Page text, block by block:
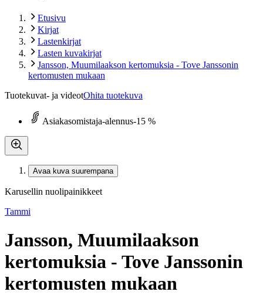
Etusivu
Kirjat
Lastenkirjat
Lasten kuvakirjat
Jansson, Muumilaakson kertomuksia - Tove Janssonin
kertomusten mukaan
Tuotekuvat- ja videotOhita tuotekuva
Asiakasomistaja-alennus-15 %
Avaa kuva suurempana
Karusellin nuolipainikkeet
Tammi
Jansson, Muumilaakson
kertomuksia - Tove Janssonin
kertomusten mukaan